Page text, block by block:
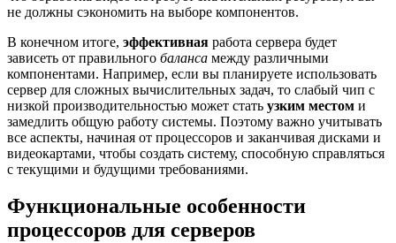
не должны сэкономить на выборе компонентов.
В конечном итоге, эффективная работа сервера будет
зависеть от правильного баланса между различными
компонентами. Например, если вы планируете использовать
сервер для сложных вычислительных задач, то слабый чип с
низкой производительностью может стать узким местом и
замедлить общую работу системы. Поэтому важно учитывать
все аспекты, начиная от процессоров и заканчивая дисками и
видеокартами, чтобы создать систему, способную справляться
с текущими и будущими требованиями.
Функциональные особенности
процессоров для серверов